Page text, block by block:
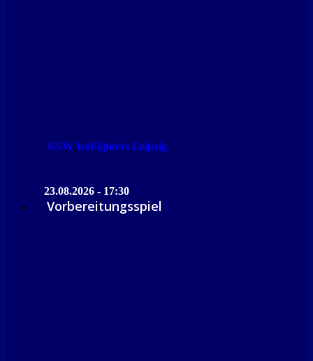
KSW IceFighters Leipzig
23.08.2026 - 17:30
Vorbereitungsspiel